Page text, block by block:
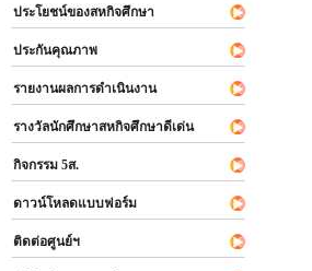
ประโยชน์ของสหกิจศึกษา
ประกันคุณภาพ
รายงานผลการดำเนินงาน
รางวัลนักศึกษาสหกิจศึกษาดีเด่น
กิจกรรม 5ส.
ดาวน์โหลดแบบฟอร์ม
ติดต่อศูนย์ฯ